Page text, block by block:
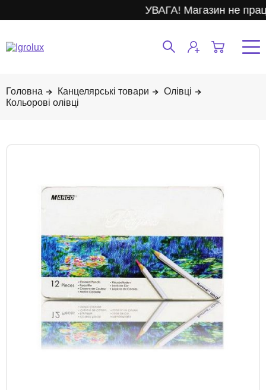
УВАГА! Магазин не
Канцелярські товари
Олівці
Кольорові олівці